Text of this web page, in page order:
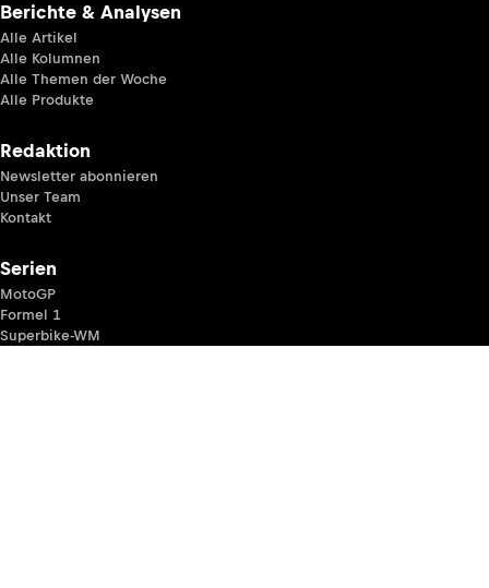
Berichte & Analysen
Alle Artikel
Alle Kolumnen
Alle Themen der Woche
Alle Produkte
Redaktion
Newsletter abonnieren
Unser Team
Kontakt
Serien
MotoGP
Formel 1
Superbike-WM